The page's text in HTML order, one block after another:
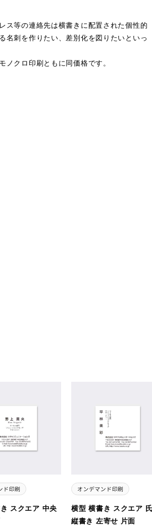
ス等の連絡先は横書きに配置された個性的
名刺を作りたい、差別化を図りたいといっ
ノクロ印刷ともに同価格です。
スクエア 中央
横型 横書き スクエア
縦書き 左寄せ 片面